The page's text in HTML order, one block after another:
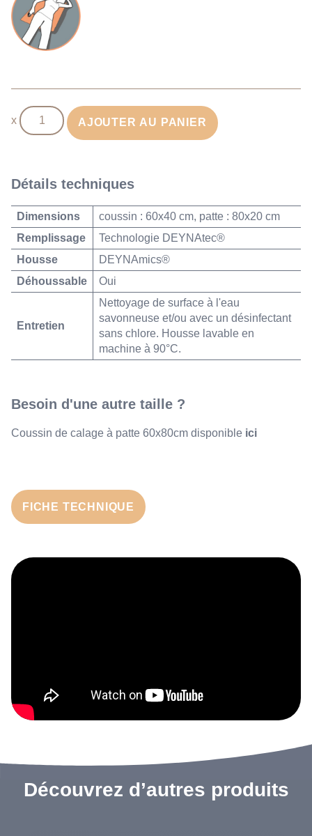
quantité
de
à
patte
60x60cm
AJOUTER AU PANIER
Détails techniques
Dimensions
coussin : 60x40 cm, patte : 80x20 cm
Remplissage
Technologie DEYNAtec®
Housse
DEYNAmics®
Déhoussable
Oui
Entretien
Nettoyage de surface à l'eau
savonneuse et/ou avec un désinfectant
sans chlore. Housse lavable en
machine à 90°C.
Besoin d'une autre taille ?
Coussin de calage à patte 60x80cm disponible ici
FICHE TECHNIQUE
Découvrez d’autres produits